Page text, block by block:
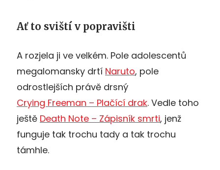
Ať to sviští v popravišti
A rozjela ji ve velkém. Pole adolescentů
megalomansky drtí Naruto, pole
odrostlejších právě drsný
Crying Freeman – Plačící drak. Vedle toho
ještě Death Note – Zápisník smrti, jenž
funguje tak trochu tady a tak trochu
támhle.